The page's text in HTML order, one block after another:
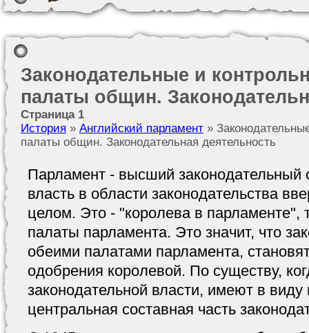
Законодательные и
палаты общин.
Страница 1
История » Английский парламент »
палаты общин. Законодательная деятельность
Парламент - высший законодательный
власть в области законодательства
целом. Это - "королева в парламенте",
палаты парламента. Это значит, что
обеими палатами парламента,
одобрения королевой. По существу,
законодательной власти, имеют в
центральная составная часть